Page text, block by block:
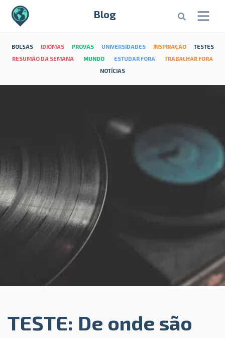
Blog
BOLSAS IDIOMAS PROVAS UNIVERSIDADES INSPIRAÇÃO
TESTES
RESUMÃO DA SEMANA
MUNDO ESTUDAR FORA
TRABALHAR FORA
NOTÍCIAS
TESTE: De onde são